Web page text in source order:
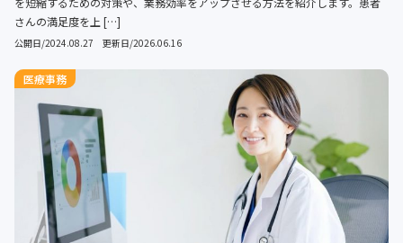
さんの満足度を上 […]
公開日/2024.08.27 更新日/2026.06.16
医療事務